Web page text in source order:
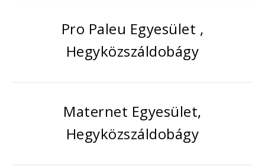
Pro Paleu Egyesület ,
Hegyközszáldobágy
Maternet Egyesület,
Hegyközszáldobágy